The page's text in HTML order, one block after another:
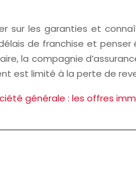
sur les garanties et
de franchise et
la compagnie
est limité à la perte de
générale : les offres